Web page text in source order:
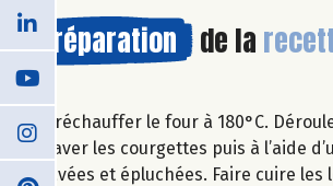
Préparation de la
Préchauffer le four à 180°C.
Laver les courgettes puis à l’aide
lavées et épluchées. Faire cuire